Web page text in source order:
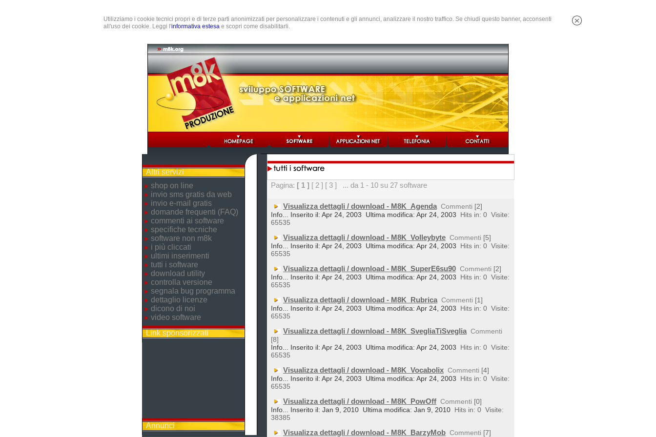
Utilizziamo i cookie tecnici propri e di terze parti anonimizzati per personalizzare i contenuti e gli annunci, analizzare il nostro traffico. Se chiudi questo banner, acconsenti
all'uso dei cookie. Leggi l'informativa estesa e scopri come disabilitarli.
Altri servizi
shop on line
invio sms gratis da web
invio e-mail gratis
domande frequenti (FAQ)
commenti ai software
specifiche tecniche
software non m8k
i più cliccati
ultimi inserimenti
tutti i software
download utility
controlla versione
segnala bug programma
dettaglio licenze
dicono di noi
video software
Link sponsorizzati
Annunci
Pagina: [ 1 ] [ 2 ] [ 3 ] ... da 1 - 10 su 27 software
Visualizza dettagli / download - M8K_Agenda Commenti [2]
Info... Inserito il: Apr 24, 2003
Ultima modifica: Apr 24, 2003 Hits in: 0 Visite:
65535
Visualizza dettagli / download - M8K_Volleybyte Commenti [5]
Info... Inserito il: Apr 24, 2003
Ultima modifica: Apr 24, 2003 Hits in: 0 Visite:
65535
Visualizza dettagli / download - M8K_SuperE6su90 Commenti [2]
Info... Inserito il: Apr 24, 2003
Ultima modifica: Apr 24, 2003 Hits in: 0 Visite:
65535
Visualizza dettagli / download - M8K_Rubrica Commenti [1]
Info... Inserito il: Apr 24, 2003
Ultima modifica: Apr 24, 2003 Hits in: 0 Visite:
65535
Visualizza dettagli / download - M8K_SvegliaTiSveglia Commenti
[8]
Info... Inserito il: Apr 24, 2003
Ultima modifica: Apr 24, 2003 Hits in: 0 Visite:
65535
Visualizza dettagli / download - M8K_Vocabolix Commenti [4]
Info... Inserito il: Apr 24, 2003
Ultima modifica: Apr 24, 2003 Hits in: 0 Visite:
65535
Visualizza dettagli / download - M8K_PowOff Commenti [0]
Info... Inserito il: Jan 9, 2010 Ultima modifica: Jan 9, 2010 Hits in: 0 Visite:
38385
Visualizza dettagli / download - M8K_BarzyMob Commenti [7]